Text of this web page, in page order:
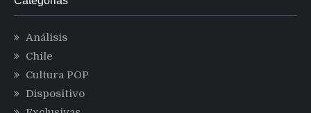
Análisis
Chile
Cultura POP
Dispositivo